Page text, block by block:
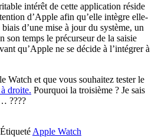
intérêt de cette application réside
d’Apple afin qu’elle intègre elle-
d’une mise à jour du système, un
son temps le précurseur de la saisie
qu’Apple ne se décide à l’intégrer à
Watch et que vous souhaitez tester le
droite. Pourquoi la troisième ? Je sais
????
Étiqueté Apple Watch